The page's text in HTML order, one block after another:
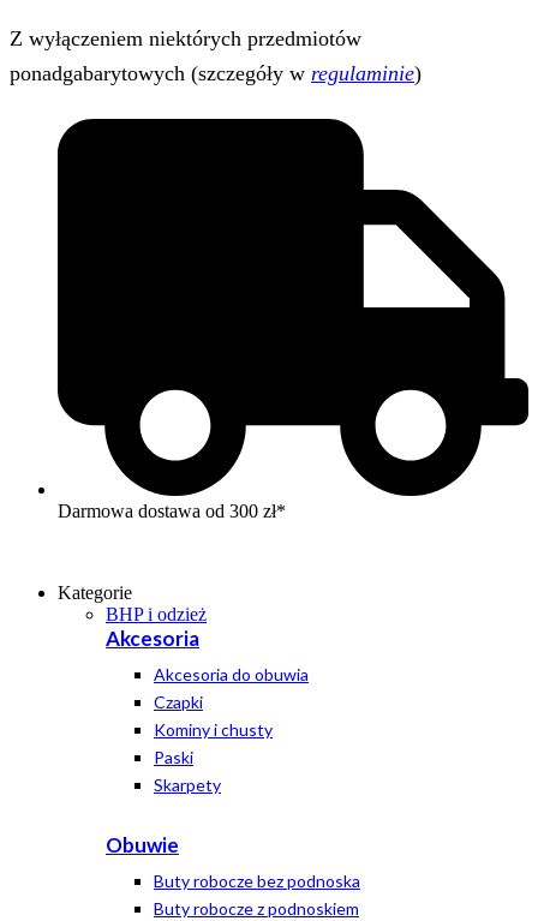
Z wyłączeniem niektórych przedmiotów
ponadgabarytowych (szczegóły w regulaminie)
Darmowa dostawa od 300 zł*
Kategorie
BHP i odzież
Akcesoria
Akcesoria do obuwia
Czapki
Kominy i chusty
Paski
Skarpety
Obuwie
Buty robocze bez podnoska
Buty robocze z podnoskiem